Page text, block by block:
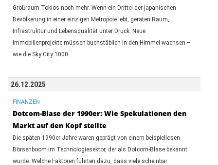
Großraum Tokios noch mehr. Wenn ein Drittel der japanischen
Bevölkerung in einer einzigen Metropole lebt, geraten Raum,
Infrastruktur und Lebensqualität unter Druck. Neue
Immobilienprojekte müssen buchstäblich in den Himmel wachsen –
wie die Sky City 1000.
26.12.2025
FINANZEN
Dotcom-Blase der 1990er: Wie Spekulationen den
Markt auf den Kopf stellte
Die späten 1990er Jahre waren geprägt von einem beispiellosen
Börsenboom im Technologiesektor, der als Dotcom-Blase bekannt
wurde. Welche Faktoren führten dazu, dass viele scheinbar